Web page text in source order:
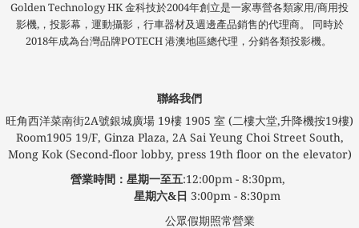
Golden Technology HK 金科技於2004年創立是一家專營各類家用/商用投
影機,，投影幕，運動攝影，行車器材及週邊產品銷售的代理商。 同時於
2018年成為台灣品牌POTECH 港澳地區總代理，分銷各類投影機。
聯絡我們
旺角西洋菜南街2A號銀城廣場​ 19樓 1905 室 (二樓大堂,升降機按19樓)
Room1905 19/F, Ginza Plaza, 2A Sai Yeung Choi Street South,
Mong Kok (Second-floor lobby, press 19th floor on the elevator)
營業時間：星期一至五:12:00pm - 8:30pm,
星期六&日 3:00pm - 8:30pm
公眾假期照常營業